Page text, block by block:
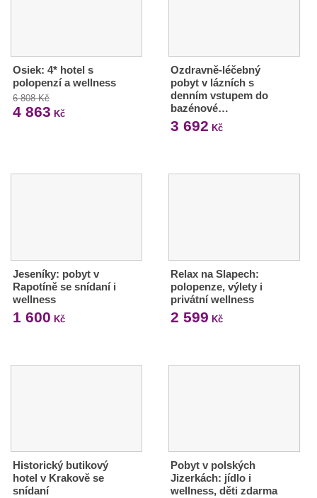
Osiek: 4* hotel s
polopenzí a wellness
6 808 Kč
4 863 Kč
Ozdravně-léčebný
pobyt v lázních s
denním vstupem do
bazénové…
3 692 Kč
Jeseníky: pobyt v
Rapotíně se snídaní i
wellness
1 600 Kč
Relax na Slapech:
polopenze, výlety i
privátní wellness
2 599 Kč
Historický butikový
hotel v Krakově se
snídaní
Pobyt v polských
Jizerkách: jídlo i
wellness, děti zdarma